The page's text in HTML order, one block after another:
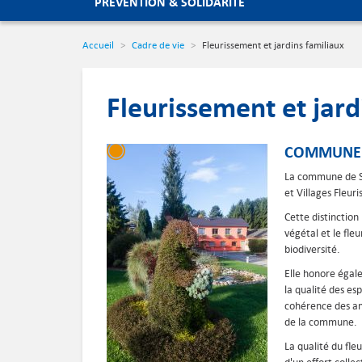
Accueil Cadre de vie Fleurissement et jardins familiaux
Fleurissement et
COMMUNE
La commune de
et Villages
Cette distinction
végétal et le
biodiversité.
Elle honore
la qualité des
cohérence des
de la commune.
La qualité du